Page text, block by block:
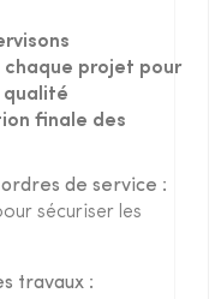
projet pour
qualité
finale des
de service :
sécuriser les
travaux :